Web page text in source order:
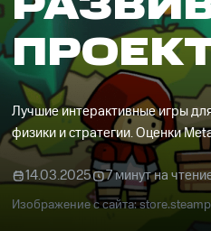
Лучшие интерактивные игры
физики и стратегии. Оценки
14.03.2025 7 минут на
Изображение с сайта: